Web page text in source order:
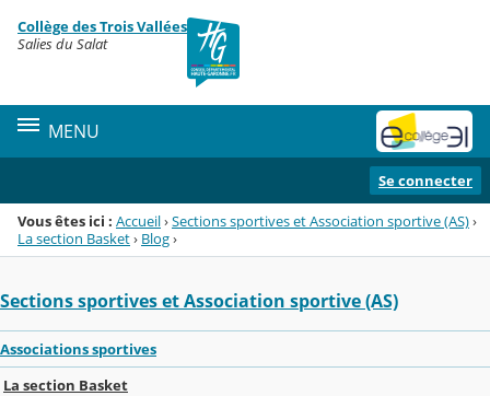
Menu de la rubrique
Contenu
Collège des Trois Vallées
Salies du Salat
MENU
Se connecter
Vous êtes ici : Accueil›Sections sportives et Association sportive (AS)›
La section Basket› Blog›
Sections sportives et Association sportive (AS)
Associations sportives
La section Basket